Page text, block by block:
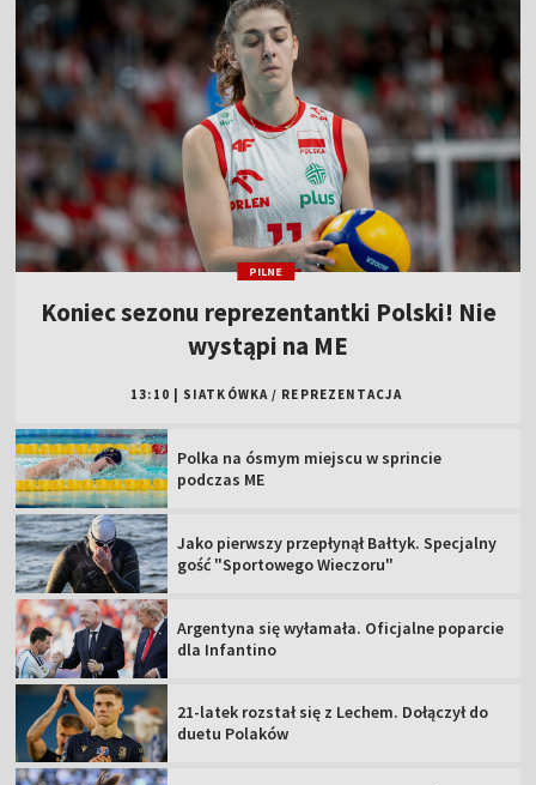
PILNE
Koniec sezonu reprezentantki Polski! Nie
wystąpi na ME
13:10 SIATKÓWKA / REPREZENTACJA
Polka na ósmym miejscu w sprincie
podczas ME
Jako pierwszy przepłynął Bałtyk. Specjalny
gość "Sportowego Wieczoru"
Argentyna się wyłamała. Oficjalne poparcie
dla Infantino
21-latek rozstał się z Lechem. Dołączył do
duetu Polaków